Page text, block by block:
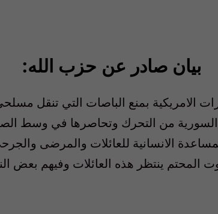
بيان صادر عن حزب الله:
الامريكية بمنع الباصات التي تنقل
من التحرك وتحاصرها في وسط
الانسانية للعائلات والمرضى
ينتظر هذه العائلات وفيهم بعض